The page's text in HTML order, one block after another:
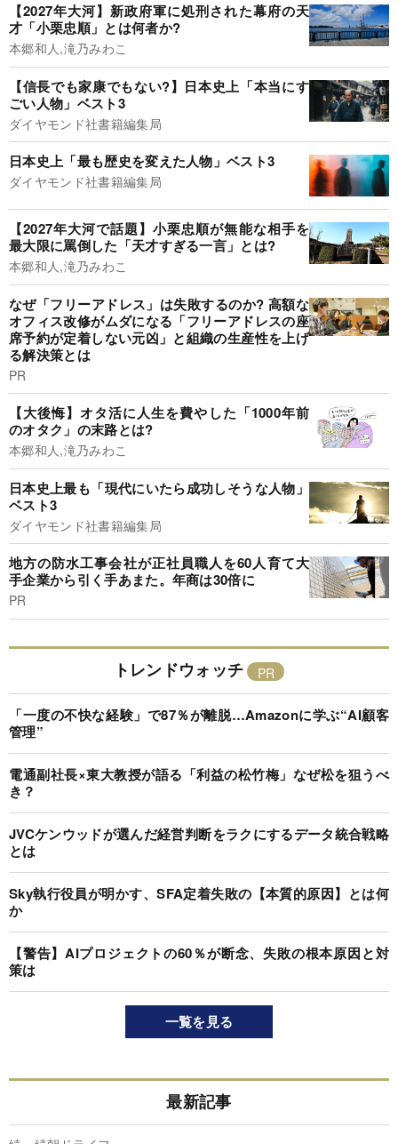
【2027年大河】新政府軍に処刑された幕府の天
才「小栗忠順」とは何者か?
本郷和人,滝乃みわこ
【信長でも家康でもない?】日本史上「本当にす
ごい人物」ベスト3
ダイヤモンド社書籍編集局
日本史上「最も歴史を変えた人物」ベスト3
ダイヤモンド社書籍編集局
【2027年大河で話題】小栗忠順が無能な相手を
最大限に罵倒した「天才すぎる一言」とは?
本郷和人,滝乃みわこ
なぜ「フリーアドレス」は失敗するのか? 高額な
オフィス改修がムダになる「フリーアドレスの座
席予約が定着しない元凶」と組織の生産性を上げ
る解決策とは
PR
【大後悔】オタ活に人生を費やした「1000年前
のオタク」の末路とは?
本郷和人,滝乃みわこ
日本史上最も「現代にいたら成功しそうな人物」
ベスト3
ダイヤモンド社書籍編集局
地方の防水工事会社が正社員職人を60人育て大
手企業から引く手あまた。年商は30倍に
PR
トレンドウォッチ
「一度の不快な経験」で87％が離脱…Amazonに学ぶ“AI顧客
管理”
電通副社長×東大教授が語る「利益の松竹梅」なぜ松を狙うべ
き？
JVCケンウッドが選んだ経営判断をラクにするデータ統合戦略
とは
Sky執行役員が明かす、SFA定着失敗の【本質的原因】とは何
か
【警告】AIプロジェクトの60％が断念、失敗の根本原因と対
策は
一覧を見る
最新記事